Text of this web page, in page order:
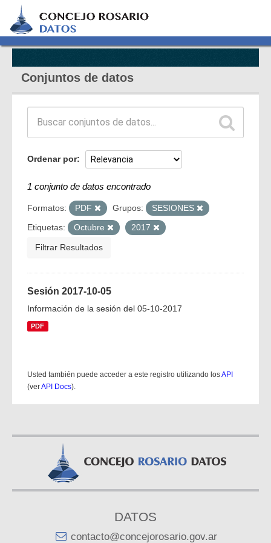
Conjuntos de datos
Ordenar por
1 conjunto de datos encontrado
Formatos: PDF Grupos:
SESIONES
Etiquetas:
Octubre 2017
Filtrar Resultados
Sesión 2017-10-05
Información de la sesión del 05-10-2017
PDF
Usted también puede acceder a este registro utilizando losAPI
(verAPI Docs).
DATOS
contacto@concejorosario.gov.ar